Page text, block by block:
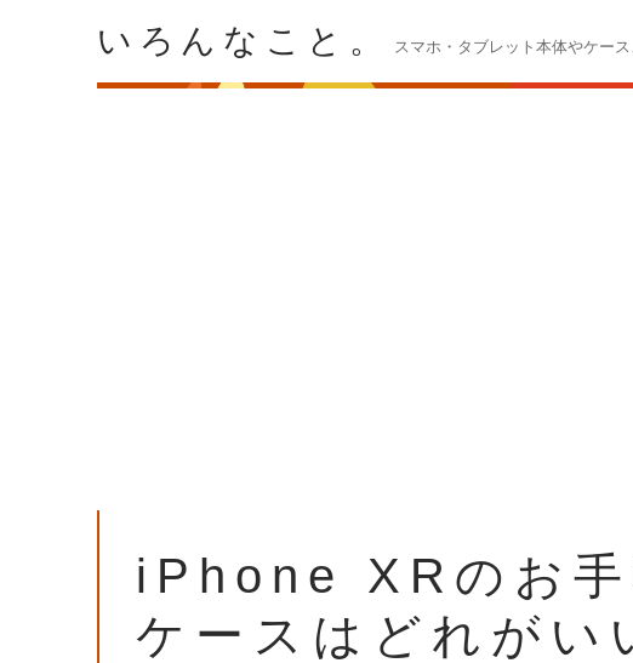
いろんなこと。 スマホ・タブレット本体やケー
iPhone XRのお手
ケースはどれがい